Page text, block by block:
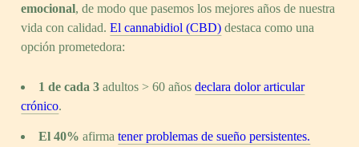
emocional, de modo que pasemos los mejores años de nuestra
vida con calidad.El cannabidiol (CBD) destaca como una
opción prometedora:
1 de cada 3 adultos > 60 añosdeclara dolor articular
crónico.
El 40% afirmatener problemas de sueño persistentes.